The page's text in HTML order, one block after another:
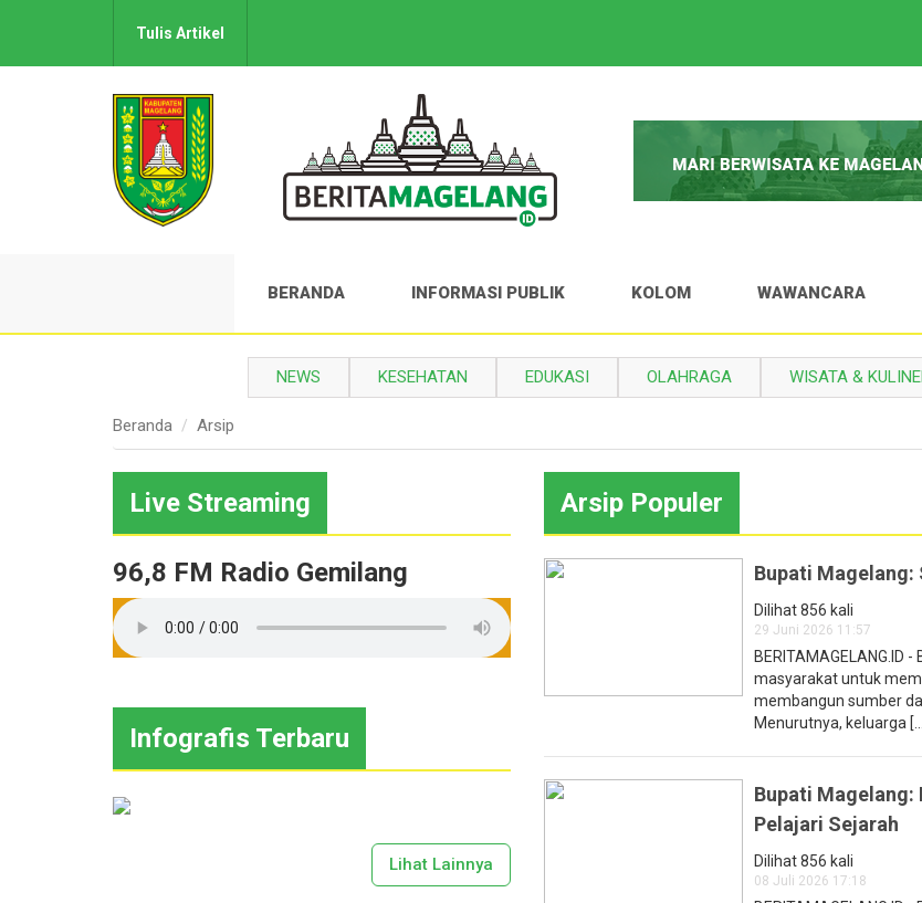
Tulis Artikel
BERANDA INFORMASI PUBLIK KOLOM WAWANCARA
NEWS KESEHATAN EDUKASI OLAHRAGA WISATA &
Beranda Arsip
Live Streaming
96,8 FM Radio Gemilang
Infografis Terbaru
Lihat Lainnya
Arsip Populer
Bupati Magelang:
Dilihat 856 kali
29 Juni 2026 11:57
masyarakat untuk
membangun sumber
Menurutnya, keluarga [...]
Bupati Magelang:
Pelajari Sejarah
Dilihat 856 kali
08 Juli 2026 17:18